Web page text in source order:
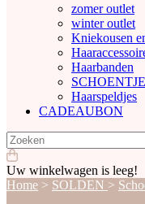
zomer outlet
winter outlet
Kniekousen
Haarbanden
Haarspeldjes
CADEAUBON
Uw winkelwagen is leeg!
Home > SOLDEN >